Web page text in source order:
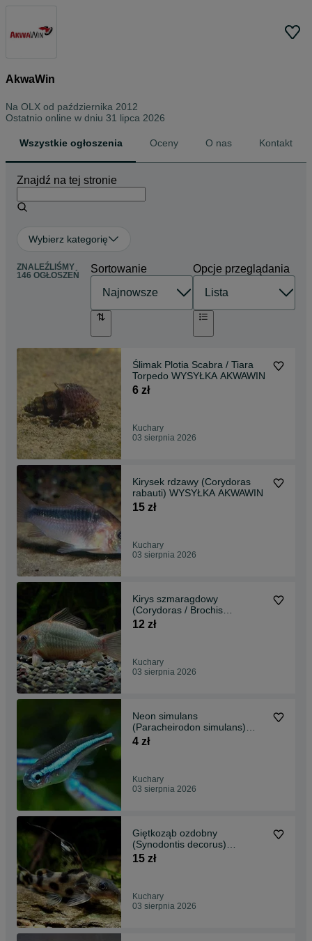
AkwaWin
Na OLX od października 2012
Ostatnio online w dniu 31 lipca 2026
Wszystkie ogłoszenia Oceny O nas Kontakt
Znajdź na tej stronie
Wybierz kategorię
ZNALEŹLIŚMY
146 OGŁOSZEŃ
Sortowanie Opcje przeglądania
Ślimak Plotia Scabra / Tiara
Torpedo WYSYŁKA AKWAWIN
6 zł
Kuchary
03 sierpnia 2026
Kirysek rdzawy (Corydoras
rabauti) WYSYŁKA AKWAWIN
15 zł
Kuchary
03 sierpnia 2026
Kirys szmaragdowy
(Corydoras / Brochis
splendens) WYSYŁKA
12 zł
Kuchary
03 sierpnia 2026
Neon simulans
(Paracheirodon simulans)
WYSYŁKA AKWAWIN
4 zł
Kuchary
03 sierpnia 2026
Giętkoząb ozdobny
(Synodontis decorus)
WYSYŁKA AKWAWIN
15 zł
Kuchary
03 sierpnia 2026